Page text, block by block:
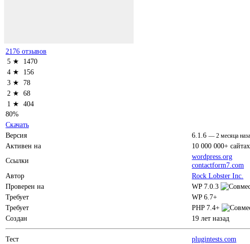
2176 отзывов
5 ★
1470
4 ★
156
3 ★
78
2 ★ 68
1 ★ 404
80%
Скачать
Версия
6.1.6 — 2 месяца
Активен на
10 000 000+ сайтах
Ссылки
wordpress.org
contactform7.com
Автор
Rock Lobster Inc.
Проверен на
WP 7.0.3
Требует
WP 6.7+
Требует
PHP 7.4+
Создан
19 лет назад
Тест plugintests.com